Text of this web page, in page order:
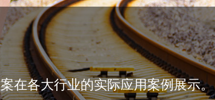
在各大行业的实际应用案例展示。